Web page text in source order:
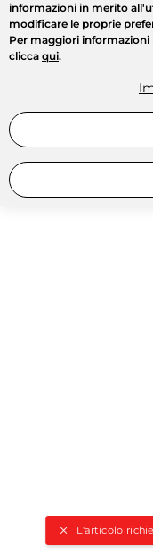
L'articolo
informazioni in merito
modificare le proprie
Per maggiori informazioni
clicca qui.